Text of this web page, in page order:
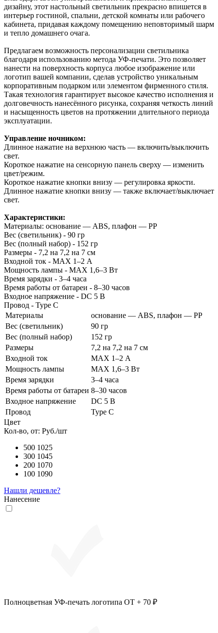
дизайну, этот настольный светильник прекрасно впишется в
интерьер гостиной, спальни, детской комнаты или рабочего
кабинета, придавая каждому помещению неповторимый шарм
и тепло домашнего очага.
Предлагаем возможность персонализации светильника
благодаря использованию метода УФ-печати. Это позволяет
нанести на поверхность корпуса любое изображение или
логотип вашей компании, сделав устройство уникальным
корпоративным подарком или элементом фирменного стиля.
Такая технология гарантирует высокое качество исполнения и
долговечность нанесённого рисунка, сохраняя четкость линий
и насыщенность цветов на протяжении длительного периода
эксплуатации.
Управление ночником:
Длинное нажатие на верхнюю часть — включить/выключить
свет.
Короткое нажатие на сенсорную панель сверху — изменить
цвет/режим.
Короткое нажатие кнопки внизу — регулировка яркости.
Длинное нажатие кнопки внизу — также включает/выключает
свет.
Характеристики:
Материалы: основание — ABS, плафон — PP
Вес (светильник) - 90 гр
Вес (полный набор) - 152 гр
Размеры - 7,2 на 7,2 на 7 см
Входной ток - MAX 1–2 А
Мощность лампы - MAX 1,6–3 Вт
Время зарядки - 3–4 часа
Время работы от батареи - 8–30 часов
Входное напряжение - DC 5 В
Провод - Type C
Материалы
основание — ABS, плафон — PP
Вес (светильник)
90 гр
Вес (полный набор)
152 гр
Размеры
7,2 на 7,2 на 7 см
Входной ток
MAX 1–2 А
Мощность лампы
MAX 1,6–3 Вт
Время зарядки
3–4 часа
Время работы от батареи 8–30 часов
Входное напряжение
DC 5 В
Провод
Type C
Цвет
Кол-во, от: Руб./шт
500 1025
300 1045
200 1070
100 1090
Нашли дешевле?
Нанесение
Полноцветная УФ-печать логотипа ОТ + 70 ₽